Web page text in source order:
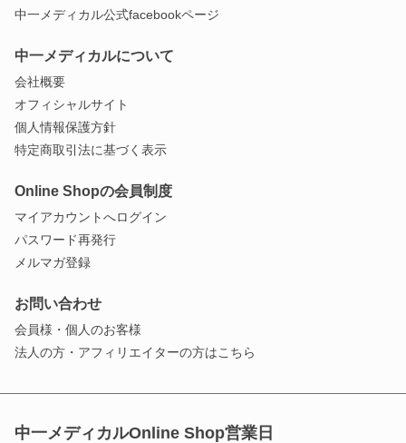
中一メディカル公式facebookページ
中一メディカルについて
会社概要
オフィシャルサイト
個人情報保護方針
特定商取引法に基づく表示
Online Shopの会員制度
マイアカウントへログイン
パスワード再発行
メルマガ登録
お問い合わせ
会員様・個人のお客様
法人の方・アフィリエイターの方はこちら
中一メディカルOnline Shop営業日